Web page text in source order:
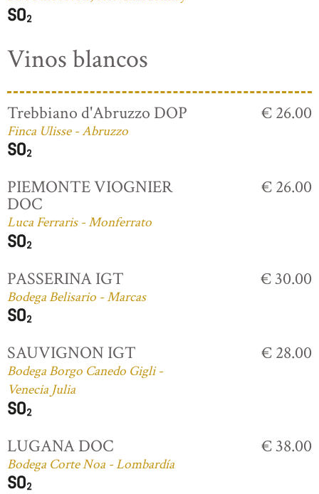
Vinos blancos
Trebbiano d'Abruzzo DOP
Finca Ulisse - Abruzzo
€ 26.00
PIEMONTE VIOGNIER
DOC
Luca Ferraris - Monferrato
€ 26.00
PASSERINA IGT
Bodega Belisario - Marcas
€ 30.00
SAUVIGNON IGT
Bodega Borgo Canedo Gigli -
Venecia Julia
€ 28.00
LUGANA DOC
Bodega Corte Noa - Lombardía
€ 38.00